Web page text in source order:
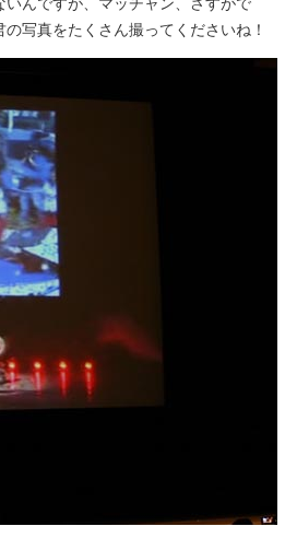
写真をたくさん撮ってくださいね！